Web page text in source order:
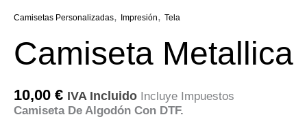
Camisetas Personalizadas, Impresión, Tela
Camiseta Metallica
10,00 € IVA Incluido Incluye Impuestos
Camiseta De Algodón Con DTF.